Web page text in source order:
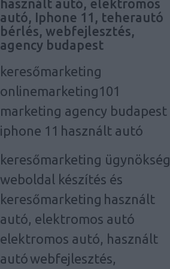
használt autó, elektromos
autó, Iphone 11, teherautó
bérlés, webfejlesztés,
agency budapest
keresőmarketing
onlinemarketing101
marketing agency budapest
iphone 11 használt autó
keresőmarketing ügynökség
weboldal készítés és
keresőmarketing használt
autó, elektromos autó
elektromos autó, használt
autó webfejlesztés,